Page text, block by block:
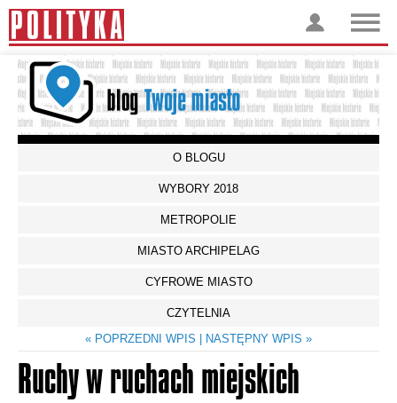
O BLOGU
WYBORY 2018
METROPOLIE
MIASTO ARCHIPELAG
CYFROWE MIASTO
CZYTELNIA
« POPRZEDNI WPIS
| NASTĘPNY WPIS »
Ruchy w ruchach miejskich